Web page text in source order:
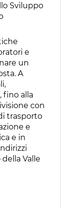
Sviluppo
e
un
A
fino alla
con
trasporto
e
e in
Valle